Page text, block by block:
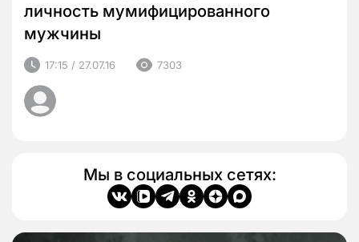
личность мумифицированного
мужчины
17:15 / 27.07.16 7303
Мы в социальных сетях: